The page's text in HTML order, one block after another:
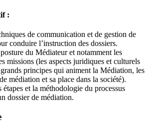
:
de communication et de gestion de
conduire l’instruction des dossiers.
du Médiateur et notamment les
missions (les aspects juridiques et culturels
principes qui animent la Médiation, les
médiation et sa place dans la société).
étapes et la méthodologie du processus
dossier de médiation.